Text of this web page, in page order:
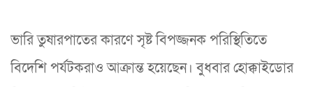
ভারি তুষারপাতের কারণে সৃষ্ট বিপজ্জনক পরিস্থিতিতে
বিদেশি পর্যটকরাও আক্রান্ত হয়েছেন। বুধবার হোক্কাইডোর